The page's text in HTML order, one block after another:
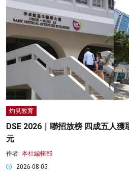
灼見教育
DSE 2026｜聯招放榜 四成五人
元
作者: 本社編輯部
2026-08-05